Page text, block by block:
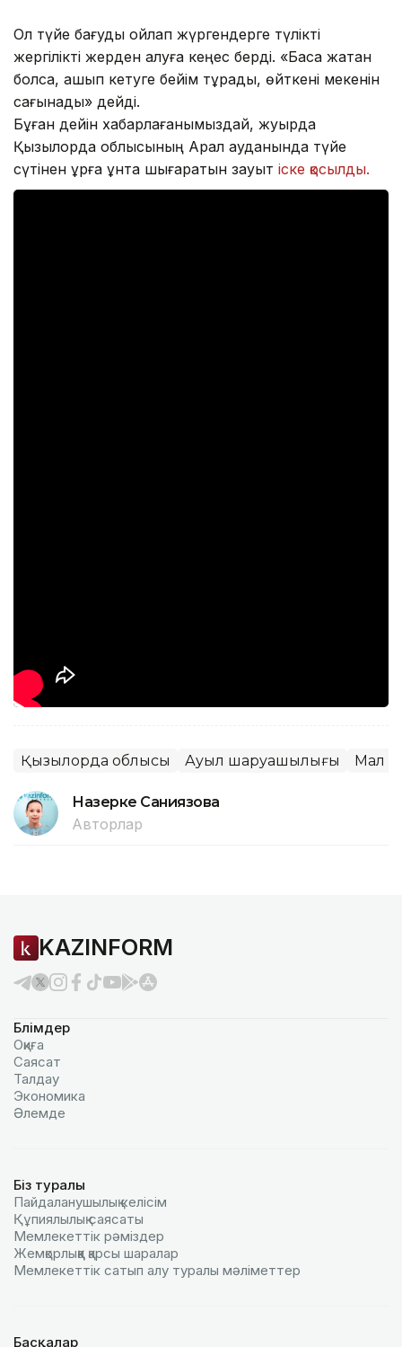
Ол түйе бағуды ойлап жүргендерге түлікті
жергілікті жерден алуға кеңес берді. «Басқа жақтан
болса, қашып кетуге бейім тұрады, өйткені мекенін
сағынады» дейді.
Бұған дейін хабарлағанымыздай, жуырда
Қызылорда облысының Арал ауданында түйе
сүтінен құрғақ ұнтақ шығаратын зауыт іске қосылды.
Қызылорда облысы Ауыл шаруашылығы Мал
Назерке Саниязова
Авторлар
KAZINFORM
Бөлімдер
Оқиға
Саясат
Талдау
Экономика
Әлемде
Біз туралы
Пайдаланушылық келiciм
Құпиялылық саясаты
Мемлекеттік рәміздер
Жемқорлыққа қарсы шаралар
Мемлекеттік сатып алу туралы мәлiметтер
Басқалар